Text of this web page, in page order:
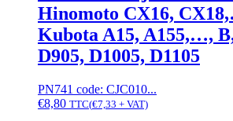
Hinomoto CX16,
Kubota A15, A155,…,
D905, D1005, D1105
PN741 code: CJC010...
€8,80 TTC(€7,33 + VAT)